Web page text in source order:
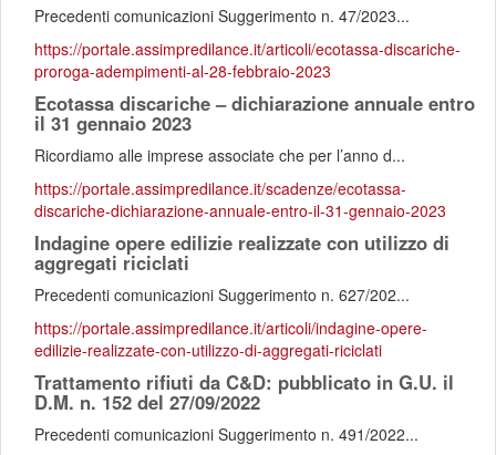
Precedenti comunicazioni Suggerimento n. 47/2023...
https://portale.assimpredilance.it/articoli/ecotassa-discariche-
proroga-adempimenti-al-28-febbraio-2023
Ecotassa discariche – dichiarazione annuale entro
il 31 gennaio 2023
Ricordiamo alle imprese associate che per l’anno d...
https://portale.assimpredilance.it/scadenze/ecotassa-
discariche-dichiarazione-annuale-entro-il-31-gennaio-2023
Indagine opere edilizie realizzate con utilizzo di
aggregati riciclati
Precedenti comunicazioni Suggerimento n. 627/202...
https://portale.assimpredilance.it/articoli/indagine-opere-
edilizie-realizzate-con-utilizzo-di-aggregati-riciclati
Trattamento rifiuti da C&D: pubblicato in G.U. il
D.M. n. 152 del 27/09/2022
Precedenti comunicazioni Suggerimento n. 491/2022...